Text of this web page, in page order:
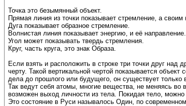
Точка это безымянный объект.
Прямая линия из точки показывает стремление, а
Дуга показывает образное стремление.
Волнистая линия показывает энергию, и её направление.
Угол может показывать твердь стремления.
Круг, часть круга, это знак Образа.
Если взять и расположить в строке три точки друг
черту. Такой вертикальной чертой показывается
дела до прошлого или будущего, он существует только
Так ведут себя атомы, многие вещества, не меняясь
возможен выход личности из тела. Покидая тело,
Это состояние в Руси называлось Один, по